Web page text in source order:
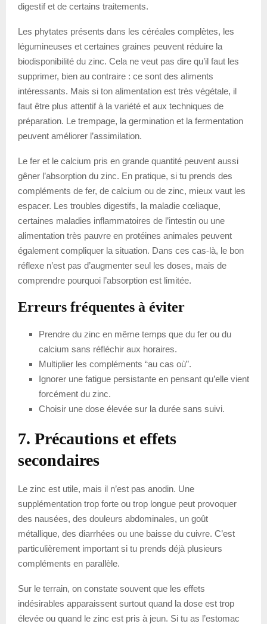
digestif et de certains traitements.
Les phytates présents dans les céréales complètes, les
légumineuses et certaines graines peuvent réduire la
biodisponibilité du zinc. Cela ne veut pas dire qu’il faut les
supprimer, bien au contraire : ce sont des aliments
intéressants. Mais si ton alimentation est très végétale, il
faut être plus attentif à la variété et aux techniques de
préparation. Le trempage, la germination et la fermentation
peuvent améliorer l’assimilation.
Le fer et le calcium pris en grande quantité peuvent aussi
gêner l’absorption du zinc. En pratique, si tu prends des
compléments de fer, de calcium ou de zinc, mieux vaut les
espacer. Les troubles digestifs, la maladie cœliaque,
certaines maladies inflammatoires de l’intestin ou une
alimentation très pauvre en protéines animales peuvent
également compliquer la situation. Dans ces cas-là, le bon
réflexe n’est pas d’augmenter seul les doses, mais de
comprendre pourquoi l’absorption est limitée.
Erreurs fréquentes à éviter
Prendre du zinc en même temps que du fer ou du
calcium sans réfléchir aux horaires.
Multiplier les compléments “au cas où”.
Ignorer une fatigue persistante en pensant qu’elle vient
forcément du zinc.
Choisir une dose élevée sur la durée sans suivi.
7. Précautions et effets
secondaires
Le zinc est utile, mais il n’est pas anodin. Une
supplémentation trop forte ou trop longue peut provoquer
des nausées, des douleurs abdominales, un goût
métallique, des diarrhées ou une baisse du cuivre. C’est
particulièrement important si tu prends déjà plusieurs
compléments en parallèle.
Sur le terrain, on constate souvent que les effets
indésirables apparaissent surtout quand la dose est trop
élevée ou quand le zinc est pris à jeun. Si tu as l’estomac